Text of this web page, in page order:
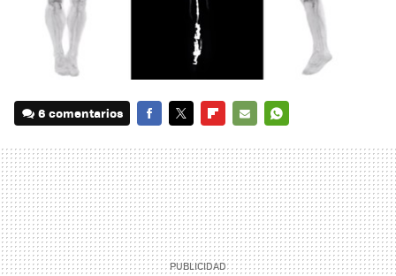
6 comentarios
MAIL